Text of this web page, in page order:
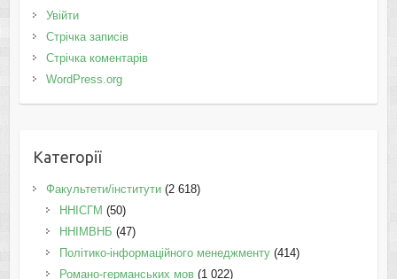
Увійти
Стрічка записів
Стрічка коментарів
WordPress.org
Категорії
Факультети/інститути(2 618)
ННІСГМ (50)
ННІМВНБ (47)
Політико-інформаційного менеджменту(414)
Романо-германських мов(1 022)